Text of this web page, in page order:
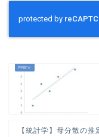
【統計学】母分散の